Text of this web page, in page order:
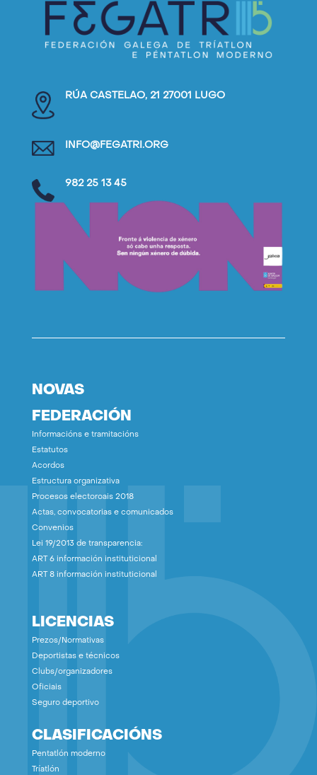
RÚA CASTELAO, 21 27001 LUGO
INFO@FEGATRI.ORG
982 25 13 45
NOVAS
FEDERACIÓN
Informacións e tramitacións
Estatutos
Acordos
Estructura organizativa
Procesos electoroais 2018
Actas, convocatorias e comunicados
Convenios
Lei 19/2013 de transparencia:
ART 6 información instituticional
ART 8 información instituticional
LICENCIAS
Prezos/Normativas
Deportistas e técnicos
Clubs/organizadores
Oficiais
Seguro deportivo
CLASIFICACIÓNS
Pentatlón moderno
Tríatlón